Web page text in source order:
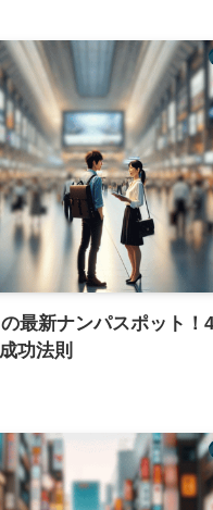
の最新ナンパスポット！
功法則